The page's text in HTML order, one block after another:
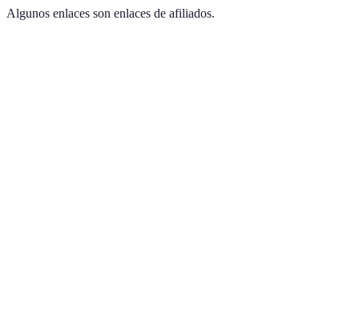
Algunos enlaces son enlaces de afiliados.